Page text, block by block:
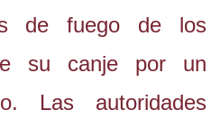
de fuego de los
su canje por un
Las autoridades